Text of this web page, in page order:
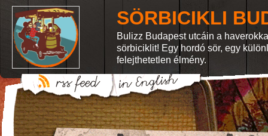
SÖRBICIKLI
Bulizz Budapest utcáin a
sörbiciklit! Egy hordó sör, egy
felejthetetlen élmény.